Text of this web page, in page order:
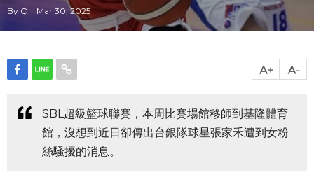
By Q Mar 30, 2025
SBL超級籃球聯賽，本周比賽場館移師到基隆體育
館，沒想到近日卻傳出台銀隊球星張家禾遭到女粉
絲騷擾的消息。